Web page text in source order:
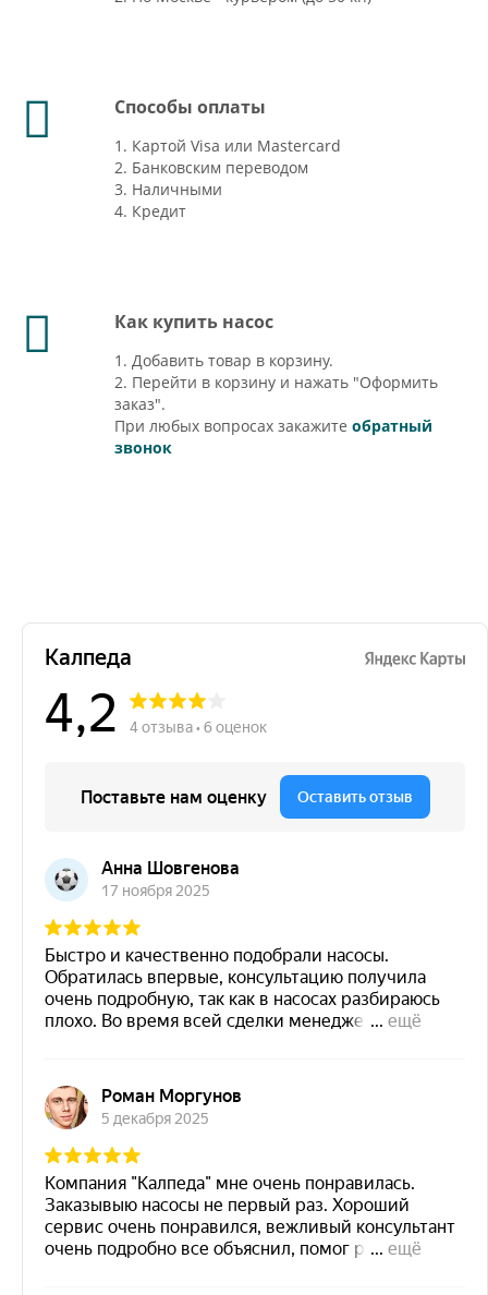
Способы оплаты
1. Картой Visa или Mastercard
2. Банковским переводом
3. Наличными
4. Кредит
Как купить насос
1. Добавить товар в корзину.
2. Перейти в корзину и нажать "Оформить
заказ".
При любых вопросах закажите обратный
звонок